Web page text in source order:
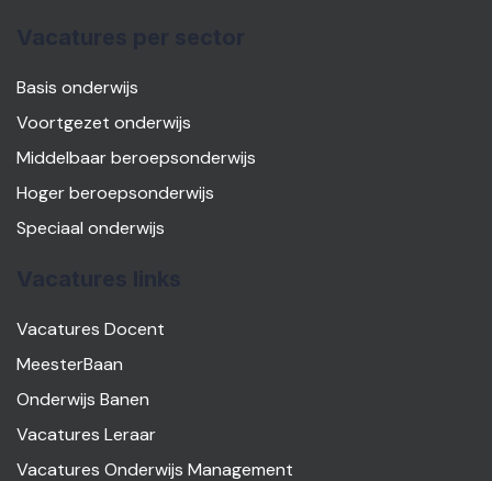
Basis onderwijs
Voortgezet onderwijs
Middelbaar beroepsonderwijs
Hoger beroepsonderwijs
Speciaal onderwijs
Vacatures Docent
MeesterBaan
Onderwijs Banen
Vacatures Leraar
Vacatures Onderwijs Management